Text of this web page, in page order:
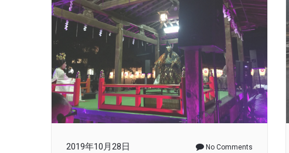
2019年10月28日 No Comments